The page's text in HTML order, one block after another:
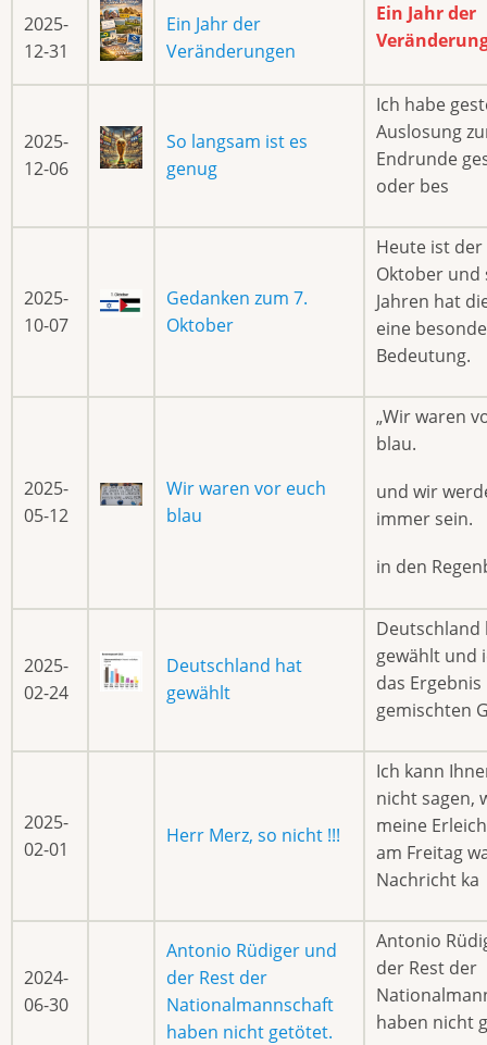
2025-
12-31
Ein Jahr der
Veränderungen
Ein Jahr der
2025-
12-06
So langsam ist es
genug
Ich habe
Auslosung
Endrunde
oder bes
2025-
10-07
Gedanken zum 7.
Oktober
Heute ist der
Oktober und
Jahren hat
eine
Bedeutung.
2025-
05-12
Wir waren vor euch
blau
„Wir waren
blau.
und wir
immer sein.
in den
2025-
02-24
Deutschland hat
gewählt
Deutschland
gewählt und
das
gemischten
2025-
02-01
Herr Merz, so nicht !!!
Ich kann
nicht sagen,
meine
am Freitag
Nachricht ka
2024-
06-30
Antonio Rüdiger und
der Rest der
Nationalmannschaft
haben nicht getötet.
Antonio
der Rest der
haben nicht